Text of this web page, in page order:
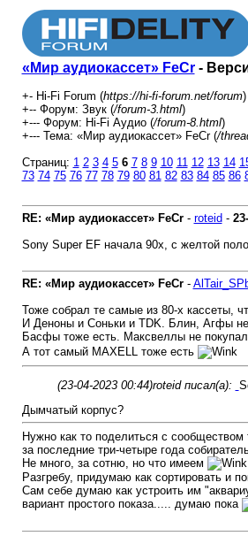
«Мир аудиокассет» FeCr-
+- Hi-Fi Forum (https://hi-fi-forum.net/forum)
+-- Форум: Звук (/forum-3.html)
+--- Форум: Hi-Fi Аудио (/forum-8.html)
+--- Тема: «Мир аудиокассет» FeCr (/
Страниц: 1 2 3 4 5 6 7 8 9 10 11 12 13 14
73 74 75 76 77 78 79 80 81 82 83 84 85 86
RE: «Мир аудиокассет» FeCr- roteid -
Sony Super EF начала 90х, с желтой
RE: «Мир аудиокассет» FeCr-
Тоже собрал те самые из 80-х кассеты,
И Деноны и Соньки и TDK. Блин, Агфы
Басфы тоже есть. Максвеллы не
А тот самый MAXELL тоже есть
(23-04-2023 00:44)roteid писал(а):
Дымчатый корпус?
Нужно как то поделиться с сообществом
за последние три-четыре года
Не много, за сотню, но что имеем
Разгребу, придумаю как сортировать и
Сам себе думаю как устроить им
вариант простого показа..... думаю пока